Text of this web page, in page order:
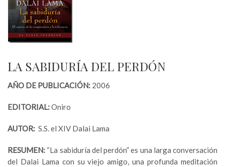
LA SABIDURÍA DEL PERDÓN
AÑO DE PUBLICACIÓN: 2006
EDITORIAL:Oniro
AUTOR: S.S. el XIV Dalai Lama
RESUMEN: “La sabiduría del perdón” es una larga conversación
del Dalai Lama con su viejo amigo, una profunda meditación